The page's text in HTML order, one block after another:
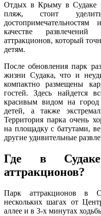
Отдых в Крыму в Судаке
пляж, стоит
качестве
аттракционов, который
детям.
После обновления парк
жизни Судака, что и
компактно размещены
гостей. Здесь найдется
красивым видом на
детей, а также
Территория парка очень
на площадку с батутами,
другие удивительные
Где в
аттракционов?
Парк аттракционов в
нескольких шагах от
аллее и в 3-х минутах